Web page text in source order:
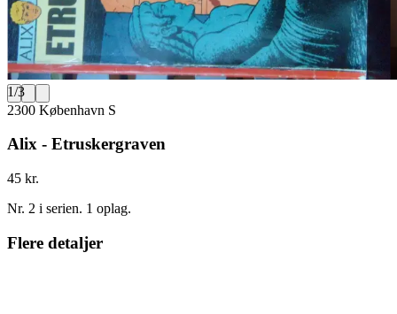
1/3
2300 København S
Alix - Etruskergraven
45 kr.
Nr. 2 i serien. 1 oplag.
Flere detaljer